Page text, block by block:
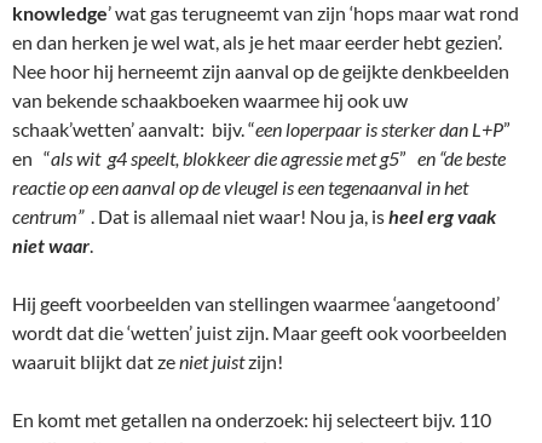
knowledge’ wat gas terugneemt van zijn ‘hops maar wat rond
en dan herken je wel wat, als je het maar eerder hebt gezien’.
Nee hoor hij herneemt zijn aanval op de geijkte denkbeelden
van bekende schaakboeken waarmee hij ook uw
schaak’wetten’ aanvalt: bijv. “een loperpaar is sterker dan L+P”
en “als wit g4 speelt, blokkeer die agressie met g5” en “de beste
reactie op een aanval op de vleugel is een tegenaanval in het
centrum” . Dat is allemaal niet waar! Nou ja, isheel erg vaak
niet waar.
Hij geeft voorbeelden van stellingen waarmee ‘aangetoond’
wordt dat die ‘wetten’ juist zijn. Maar geeft ook voorbeelden
waaruit blijkt dat zeniet juistzijn!
En komt met getallen na onderzoek: hij selecteert bijv. 110